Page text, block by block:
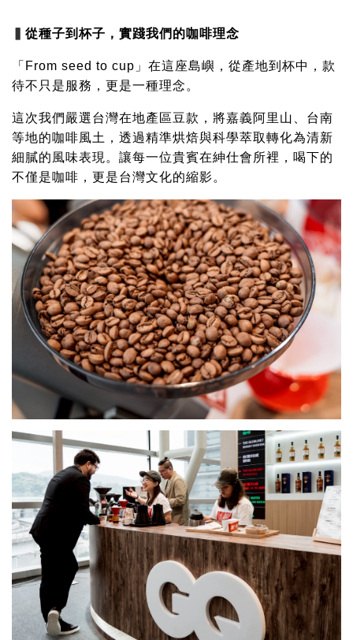
▍ 從種子到杯子，實踐我們的咖啡理念
「From seed to cup」在這座島嶼，從產地到杯中，款
待不只是服務，更是一種理念。
這次我們嚴選台灣在地產區豆款，將嘉義阿里山、台南
等地的咖啡風土，透過精準烘焙與科學萃取轉化為清新
細膩的風味表現。讓每一位貴賓在紳仕會所裡，喝下的
不僅是咖啡，更是台灣文化的縮影。